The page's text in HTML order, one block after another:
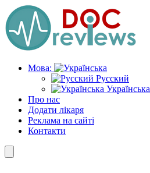
Skip
to
the
content
Мова:
Русский
Українська
Про нас
Додати лікаря
Реклама на сайті
Контакти